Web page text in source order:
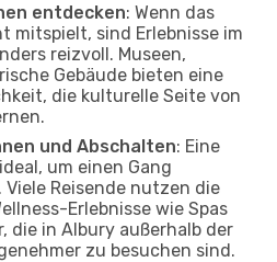
entdecken: Wenn das
mitspielt, sind Erlebnisse im
reizvoll. Museen,
Gebäude bieten eine
die kulturelle Seite von
und Abschalten: Eine
um einen Gang
Reisende nutzen die
Erlebnisse wie Spas
die in Albury außerhalb der
zu besuchen sind.